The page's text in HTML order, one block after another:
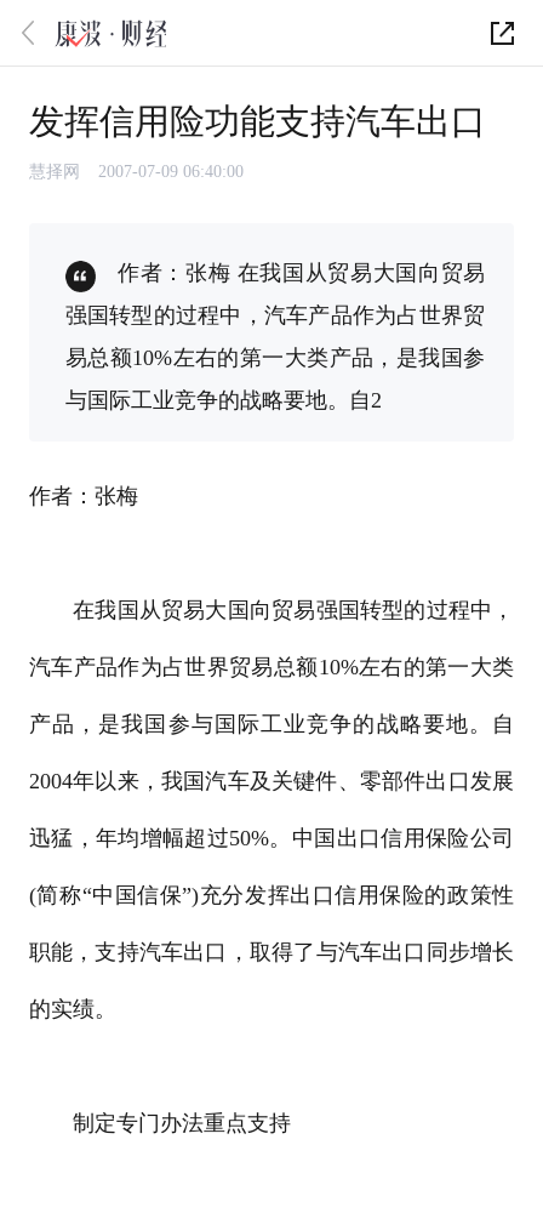
发挥信用险功能支持汽车出口
慧择网 2007-07-09 06:40:00
作者：张梅 在我国从贸易大国向贸易
强国转型的过程中，汽车产品作为占世界贸
易总额10%左右的第一大类产品，是我国参
与国际工业竞争的战略要地。自2
作者：张梅
在我国从贸易大国向贸易强国转型的过程中，
汽车产品作为占世界贸易总额10%左右的第一大类
产品，是我国参与国际工业竞争的战略要地。自
2004年以来，我国汽车及关键件、零部件出口发展
迅猛，年均增幅超过50%。中国出口信用保险公司
(简称“中国信保”)充分发挥出口信用保险的政策性
职能，支持汽车出口，取得了与汽车出口同步增长
的实绩。
制定专门办法重点支持